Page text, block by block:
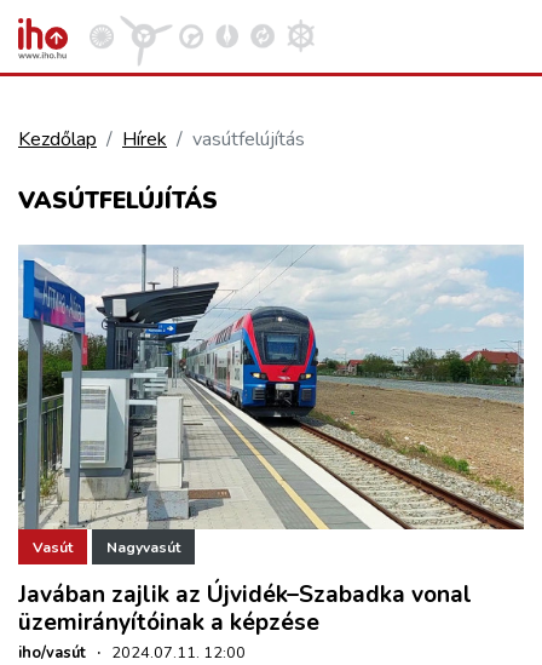
VASÚT
KÖZÚT
REPÜLÉS
KÖZLEKEDÉSFEJLESZTÉS
ELLÁTÁSI LÁNC
ZÖLDÚT
HAJÓZÁS
Kezdőlap Hírek vasútfelújítás
VASÚTFELÚJÍTÁS
Vasút Nagyvasút
Javában zajlik az Újvidék–Szabadka vonal
üzemirányítóinak a képzése
iho/vasút · 2024.07.11. 12:00